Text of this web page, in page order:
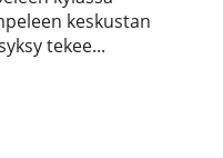
keskustan
tekee...